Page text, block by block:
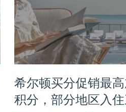
回
归，
里
程
兑
换
径
再
拓
希尔顿买分促销最
积分，部分地区入